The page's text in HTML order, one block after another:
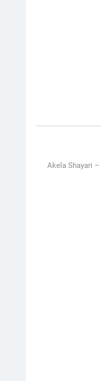
Akela Shayari –